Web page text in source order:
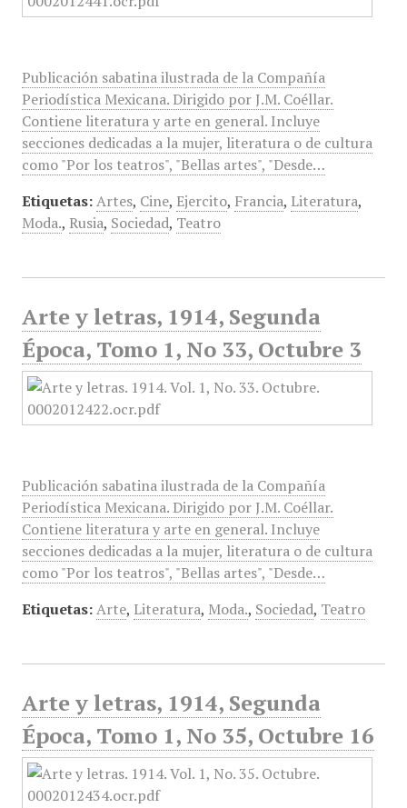
Publicación sabatina ilustrada de la Compañía
Periodística Mexicana. Dirigido por J.M. Coéllar.
Contiene literatura y arte en general. Incluye
secciones dedicadas a la mujer, literatura o de cultura
como "Por los teatros", "Bellas artes", "Desde…
Etiquetas: Artes, Cine, Ejercito, Francia, Literatura,
Moda., Rusia, Sociedad, Teatro
Arte y letras, 1914, Segunda
Época, Tomo 1, No 33, Octubre 3
Publicación sabatina ilustrada de la Compañía
Periodística Mexicana. Dirigido por J.M. Coéllar.
Contiene literatura y arte en general. Incluye
secciones dedicadas a la mujer, literatura o de cultura
como "Por los teatros", "Bellas artes", "Desde…
Etiquetas: Arte, Literatura, Moda., Sociedad, Teatro
Arte y letras, 1914, Segunda
Época, Tomo 1, No 35, Octubre 16